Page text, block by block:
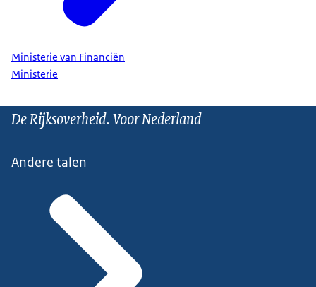
Ministerie van Financiën
Ministerie
De Rijksoverheid. Voor Nederland
Andere talen